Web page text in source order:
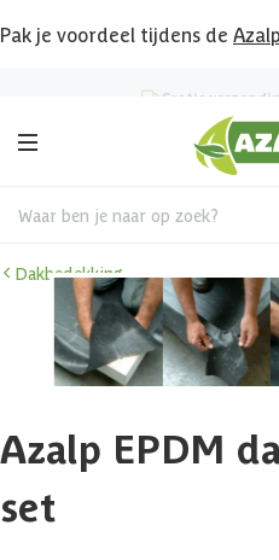
Pak je voordeel tijdens de
Waar ben je naar op zoek?
Dakbedekking
Azalp EPDM
set